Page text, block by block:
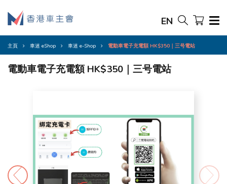
EN
主頁 車迷 eShop 車迷 e-Shop 電動車電子充電額 HK$350｜三号電站
電動車電子充電額 HK$350｜三号電站